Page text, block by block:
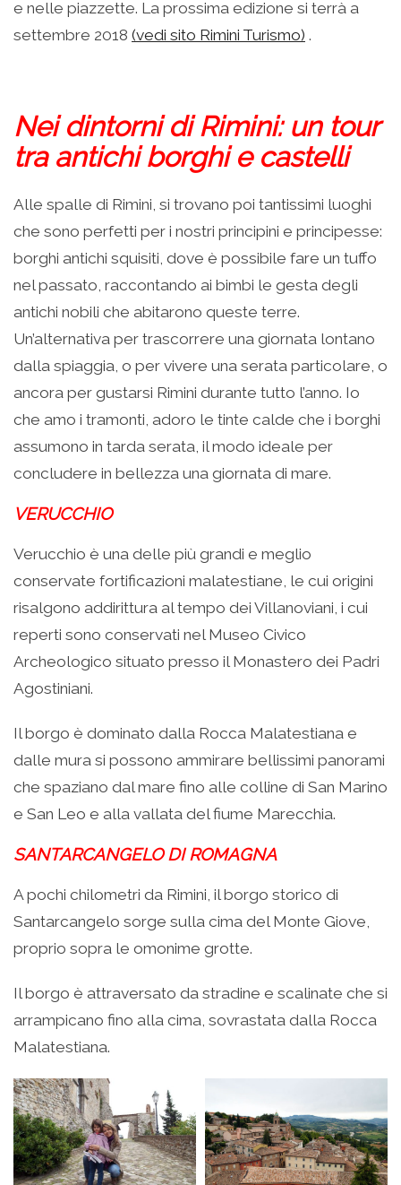
e nelle piazzette. La prossima edizione si terrà a
settembre 2018 (vedi sito Rimini Turismo) .
Nei dintorni di Rimini: un tour
tra antichi borghi e castelli
Alle spalle di Rimini, si trovano poi tantissimi luoghi
che sono perfetti per i nostri principini e principesse:
borghi antichi squisiti, dove è possibile fare un tuffo
nel passato, raccontando ai bimbi le gesta degli
antichi nobili che abitarono queste terre.
Un’alternativa per trascorrere una giornata lontano
dalla spiaggia, o per vivere una serata particolare, o
ancora per gustarsi Rimini durante tutto l’anno. Io
che amo i tramonti, adoro le tinte calde che i borghi
assumono in tarda serata, il modo ideale per
concludere in bellezza una giornata di mare.
VERUCCHIO
Verucchio è una delle più grandi e meglio
conservate fortificazioni malatestiane, le cui origini
risalgono addirittura al tempo dei Villanoviani, i cui
reperti sono conservati nel Museo Civico
Archeologico situato presso il Monastero dei Padri
Agostiniani.
Il borgo è dominato dalla Rocca Malatestiana e
dalle mura si possono ammirare bellissimi panorami
che spaziano dal mare fino alle colline di San Marino
e San Leo e alla vallata del fiume Marecchia.
SANTARCANGELO DI ROMAGNA
A pochi chilometri da Rimini, il borgo storico di
Santarcangelo sorge sulla cima del Monte Giove,
proprio sopra le omonime grotte.
Il borgo è attraversato da stradine e scalinate che si
arrampicano fino alla cima, sovrastata dalla Rocca
Malatestiana.